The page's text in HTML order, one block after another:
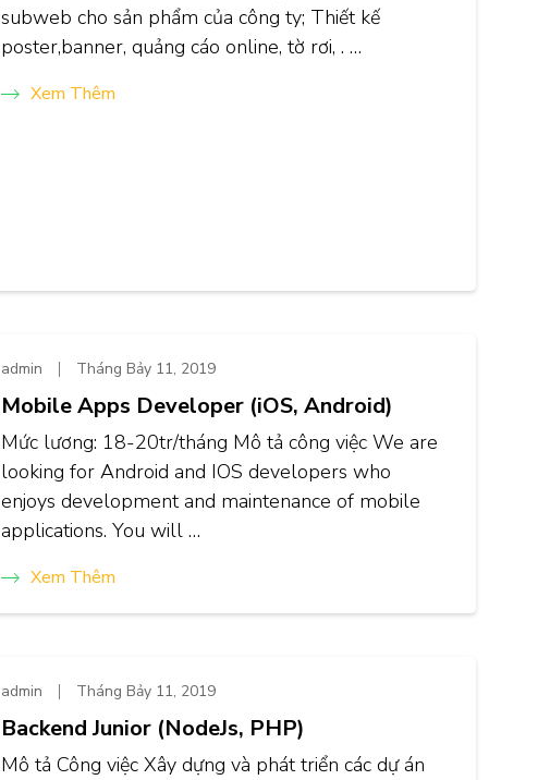
subweb cho sản phẩm của công ty; Thiết kế
poster,banner, quảng cáo online, tờ rơi, . …
Xem Thêm
admin Tháng Bảy 11, 2019
Mobile Apps Developer (iOS, Android)
Mức lương: 18-20tr/tháng Mô tả công việc We are
looking for Android and IOS developers who
enjoys development and maintenance of mobile
applications. You will …
Xem Thêm
admin Tháng Bảy 11, 2019
Backend Junior (NodeJs, PHP)
Mô tả Công việc Xây dựng và phát triển các dự án